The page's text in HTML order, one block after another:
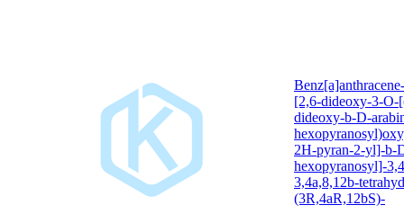
[2,6-dideoxy-3-O-
dideoxy-b-D-
2H-pyran-2-yl]-b-
hexopyranosyl]-
3,4a,8,12b-
(3R,4aR,12bS)-